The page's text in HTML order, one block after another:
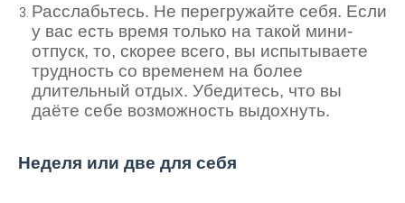
Расслабьтесь. Не перегружайте себя. Если
у вас есть время только на такой мини-
отпуск, то, скорее всего, вы испытываете
трудность со временем на более
длительный отдых. Убедитесь, что вы
даёте себе возможность выдохнуть.
Неделя или две для себя